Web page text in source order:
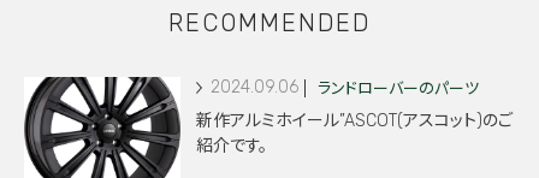
RECOMMENDED
2024.09.06 ランドローバーのパーツ
新作アルミホイール”ASCOT(アスコット)のご
紹介です。